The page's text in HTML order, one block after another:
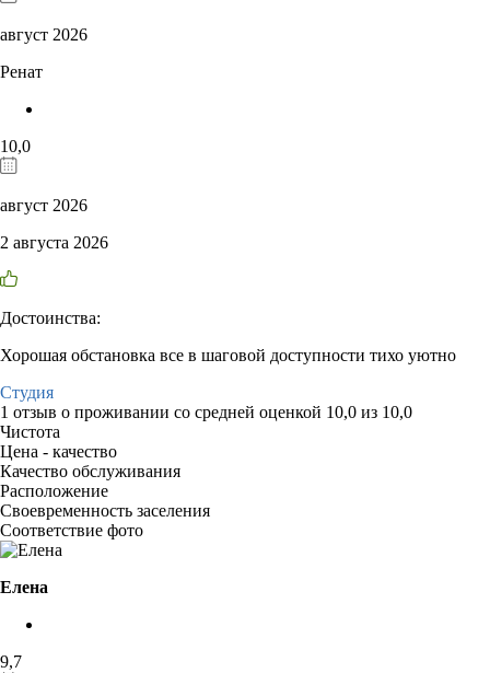
август 2026
Ренат
10,0
август 2026
2 августа 2026
Достоинства:
Хорошая обстановка все в шаговой доступности тихо уютно
Студия
1 отзыв о проживании со средней оценкой 10,0 из 10,0
Чистота
Цена - качество
Качество обслуживания
Расположение
Своевременность заселения
Соответствие фото
Елена
9,7